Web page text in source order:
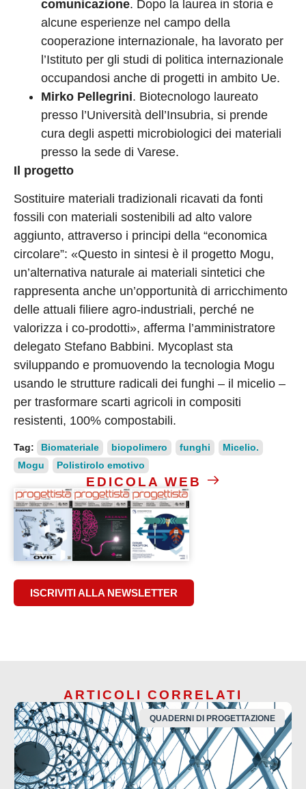
comunicazione. Dopo la laurea in storia e
alcune esperienze nel campo della
cooperazione internazionale, ha lavorato per
l’Istituto per gli studi di politica internazionale
occupandosi anche di progetti in ambito Ue.
Mirko Pellegrini. Biotecnologo laureato
presso l’Università dell’Insubria, si prende
cura degli aspetti microbiologici dei materiali
presso la sede di Varese.
Il progetto
Sostituire materiali tradizionali ricavati da fonti
fossili con materiali sostenibili ad alto valore
aggiunto, attraverso i principi della “economica
circolare”: «Questo in sintesi è il progetto Mogu,
un’alternativa naturale ai materiali sintetici che
rappresenta anche un’opportunità di arricchimento
delle attuali filiere agro-industriali, perché ne
valorizza i co-prodotti», afferma l’amministratore
delegato Stefano Babbini. Mycoplast sta
sviluppando e promuovendo la tecnologia Mogu
usando le strutture radicali dei funghi – il micelio –
per trasformare scarti agricoli in compositi
resistenti, 100% compostabili.
Tag: Biomateriale biopolimero funghi
Micelio.
Mogu
Polistirolo emotivo
EDICOLA WEB
ISCRIVITI ALLA NEWSLETTER
ARTICOLI CORRELATI
QUADERNI DI PROGETTAZIONE